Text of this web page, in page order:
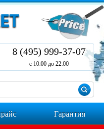
8 (495) 999-37-07
с 10:00 до 22:00
Гарантия